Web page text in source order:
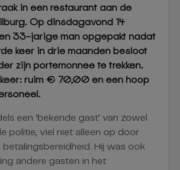
in een restaurant aan de
Op dinsdagavond 14
33-jarige man opgepakt nadat
keer in drie maanden besloot
zijn portemonnee te trekken.
ruim € 70,00 en een hoop
een ‘bekende gast’ van zowel
politie, viel niet alleen op door
betalingsbereidheid. Hij was ook
andere gasten in het